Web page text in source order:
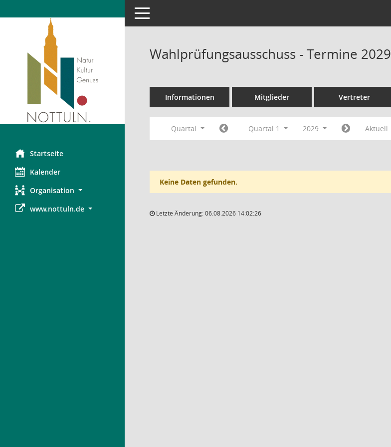
Startseite
Kalender
Organisation
www.nottuln.de
Toggle navigation
Wahlprüfungsausschuss - Termine 2029
Informationen Mitglieder Vertreter
Quartal Quartal 1 2029 Aktuell
Keine Daten gefunden.
Letzte Änderung: 06.08.2026 14:02:26